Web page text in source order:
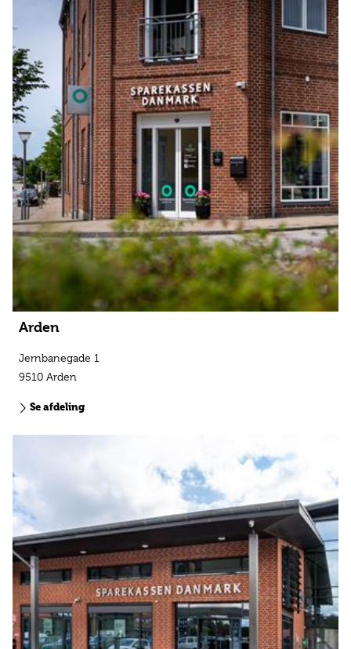
Arden
Jernbanegade 1
9510 Arden
Se afdeling